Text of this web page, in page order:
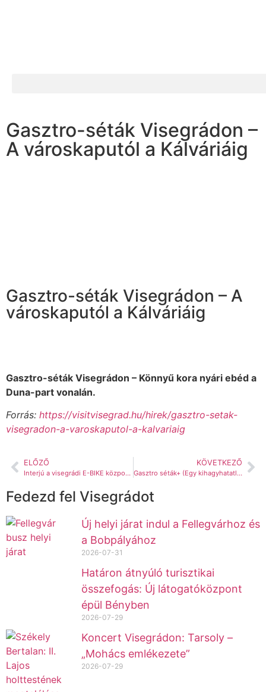
Gasztro-séták Visegrádon –
A városkaputól a Kálváriáig
Gasztro-séták Visegrádon – A
városkaputól a Kálváriáig
Gasztro-séták Visegrádon – Könnyű kora nyári ebéd a
Duna-part vonalán.
Forrás: https://visitvisegrad.hu/hirek/gasztro-setak-
visegradon-a-varoskaputol-a-kalvariaig
ELŐZŐ
Interjú a visegrádi E-BIKE központi alakjával, Müller Antallal
KÖVETKEZŐ
Gasztro séták+ (Egy kihagyhatatlan kitérő a dömösi prépostsági romok felé)
Fedezd fel Visegrádot
Új helyi járat indul a Fellegvárhoz és
a Bobpályához
2026-07-31
Határon átnyúló turisztikai
összefogás: Új látogatóközpont
épül Bényben
2026-07-29
Koncert Visegrádon: Tarsoly –
„Mohács emlékezete”
2026-07-29